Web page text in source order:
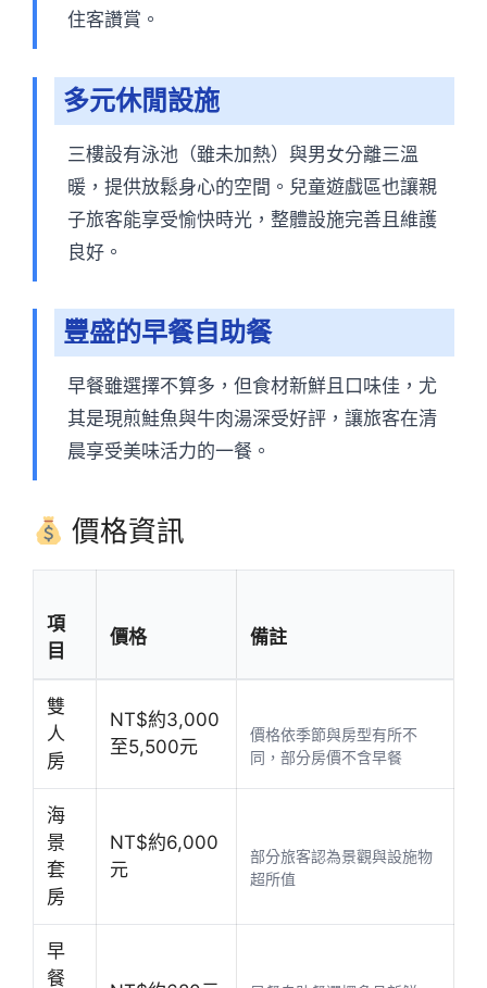
住客讚賞。
多元休閒設施
三樓設有泳池（雖未加熱）與男女分離三溫
暖，提供放鬆身心的空間。兒童遊戲區也讓親
子旅客能享受愉快時光，整體設施完善且維護
良好。
豐盛的早餐自助餐
早餐雖選擇不算多，但食材新鮮且口味佳，尤
其是現煎鮭魚與牛肉湯深受好評，讓旅客在清
晨享受美味活力的一餐。
價格資訊
項
目
價格 備註
雙
人
房
NT$約3,000
至5,500元
價格依季節與房型有所不
同，部分房價不含早餐
海
景
套
房
NT$約6,000
元
部分旅客認為景觀與設施物
超所值
早
餐